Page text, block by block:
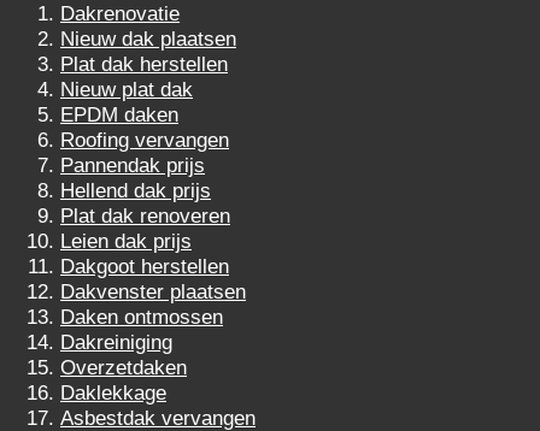
Dakrenovatie
Nieuw dak plaatsen
Plat dak herstellen
Nieuw plat dak
EPDM daken
Roofing vervangen
Pannendak prijs
Hellend dak prijs
Plat dak renoveren
Leien dak prijs
Dakgoot herstellen
Dakvenster plaatsen
Daken ontmossen
Dakreiniging
Overzetdaken
Daklekkage
Asbestdak vervangen